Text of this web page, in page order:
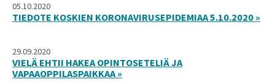
05.10.2020
TIEDOTE KOSKIEN KORONAVIRUSEPIDEMIAA 5.10.2020 »
29.09.2020
VIELÄ EHTII HAKEA OPINTOSETELIÄ JA
VAPAAOPPILASPAIKKAA »